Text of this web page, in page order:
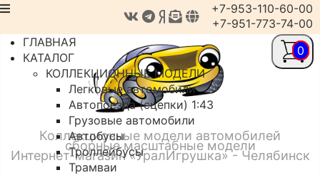
Коллекционные модели автомобилей
сборные масштабные модели
Интернет-магазин «УралИгрушка» - Челябинск
+7-953-110-60-00
+7-951-773-74-00
ГЛАВНАЯ
КАТАЛОГ
КОЛЛЕКЦИОННЫЕ МОДЕЛИ
Легковые автомобили
Автопоезда (сцепки) 1:43
Грузовые автомобили
Автобусы
Троллейбусы
Трамваи
0